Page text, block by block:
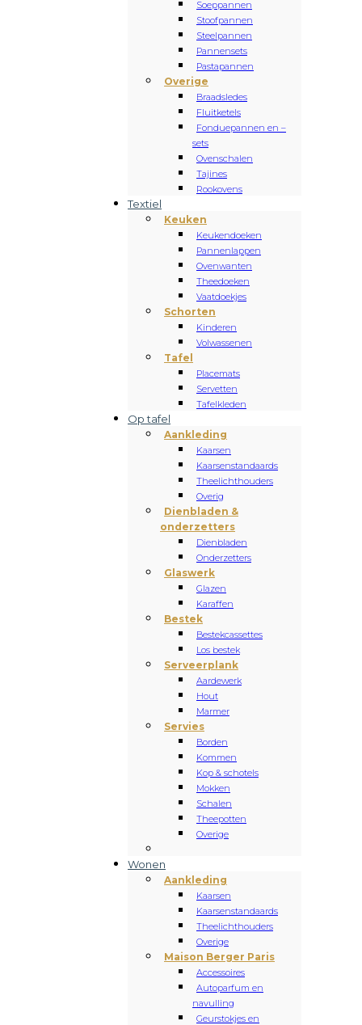
Soeppannen
Stoofpannen
Steelpannen
Pannensets
Pastapannen
Overige
Braadsledes
Fluitketels
Fonduepannen en –
sets
Ovenschalen
Tajines
Rookovens
Textiel
Keuken
Keukendoeken
Pannenlappen
Ovenwanten
Theedoeken
Vaatdoekjes
Schorten
Kinderen
Volwassenen
Tafel
Placemats
Servetten
Tafelkleden
Op tafel
Aankleding
Kaarsen
Kaarsenstandaards
Theelichthouders
Overig
Dienbladen &
onderzetters
Dienbladen
Onderzetters
Glaswerk
Glazen
Karaffen
Bestek
Bestekcassettes
Los bestek
Serveerplank
Aardewerk
Hout
Marmer
Servies
Borden
Kommen
Kop & schotels
Mokken
Schalen
Theepotten
Overige
Wonen
Aankleding
Kaarsen
Kaarsenstandaards
Theelichthouders
Overige
Maison Berger Paris
Accessoires
Autoparfum en
navulling
Geurstokjes en